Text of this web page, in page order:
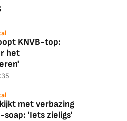
KNVB-top:
het
met verbazing
soap: 'Iets zieligs'